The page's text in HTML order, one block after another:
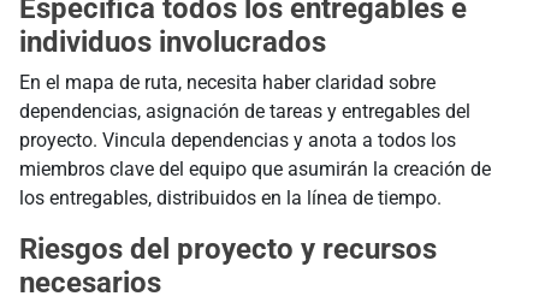
Especifica todos los entregables e
individuos involucrados
En el mapa de ruta, necesita haber claridad sobre
dependencias, asignación de tareas y entregables del
proyecto. Vincula dependencias y anota a todos los
miembros clave del equipo que asumirán la creación de
los entregables, distribuidos en la línea de tiempo.
Riesgos del proyecto y recursos
necesarios